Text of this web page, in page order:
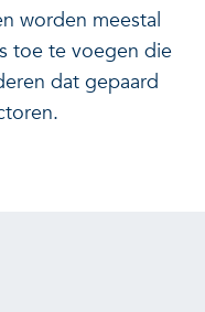
worden meestal
toe te voegen die
dat gepaard